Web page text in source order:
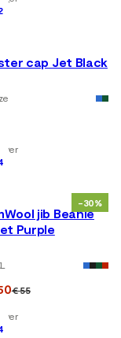
cap Jet Black
-30%
jib Beanie
Purple
€ 55